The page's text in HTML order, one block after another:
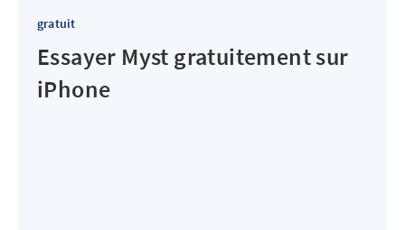
gratuit
Essayer Myst gratuitement sur
iPhone